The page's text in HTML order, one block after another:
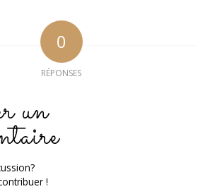
0
RÉPONSES
un
!